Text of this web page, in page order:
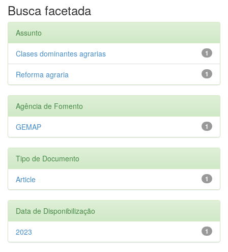
Busca facetada
Assunto
1
Clases dominantes agrarias
1
Reforma agraria
Agência de Fomento
1
GEMAP
Tipo de Documento
1
Article
Data de Disponibilização
1
2023